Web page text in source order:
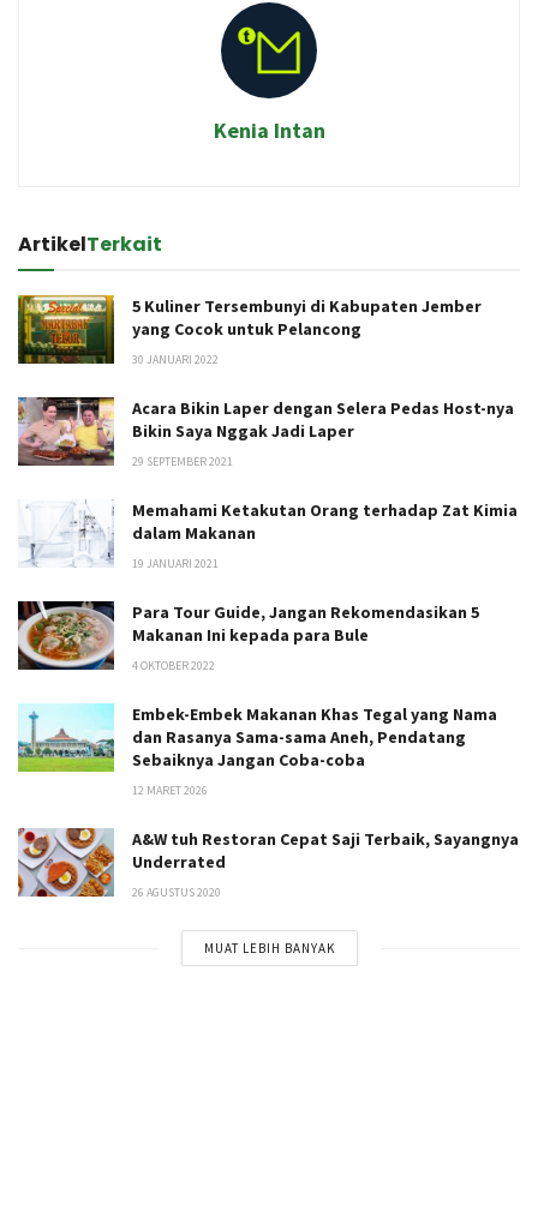
Kenia Intan
ArtikelTerkait
5 Kuliner Tersembunyi di Kabupaten Jember
yang Cocok untuk Pelancong
30 JANUARI 2022
Acara Bikin Laper dengan Selera Pedas Host-nya
Bikin Saya Nggak Jadi Laper
29 SEPTEMBER 2021
Memahami Ketakutan Orang terhadap Zat Kimia
dalam Makanan
19 JANUARI 2021
Para Tour Guide, Jangan Rekomendasikan 5
Makanan Ini kepada para Bule
4 OKTOBER 2022
Embek-Embek Makanan Khas Tegal yang Nama
dan Rasanya Sama-sama Aneh, Pendatang
Sebaiknya Jangan Coba-coba
12 MARET 2026
A&W tuh Restoran Cepat Saji Terbaik, Sayangnya
Underrated
26 AGUSTUS 2020
MUAT LEBIH BANYAK